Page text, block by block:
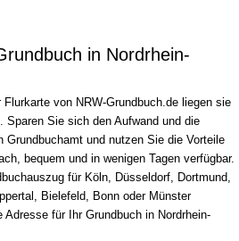
in Nordrhein-
von NRW-Grundbuch.de liegen sie
Sie sich den Aufwand und die
Grundbuchamt und nutzen Sie die Vorteile
bequem und in wenigen Tagen verfügbar.
für Köln, Düsseldorf, Dortmund,
Bielefeld, Bonn oder Münster
für Ihr Grundbuch in Nordrhein-